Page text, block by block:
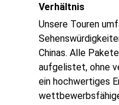
Verhältnis
Unsere Touren
Chinas. Alle
aufgelistet, ohne
ein hochwertiges